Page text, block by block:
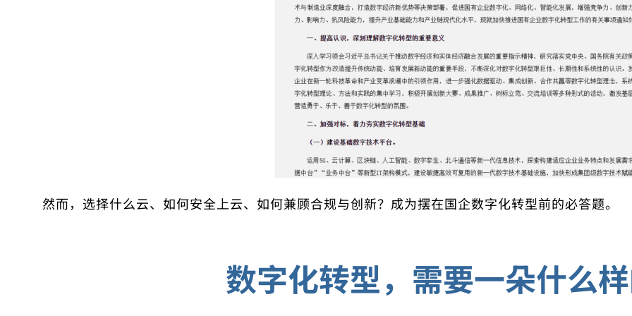
然而，选择什么云、如何安全上云、如何兼顾合规与创新？成为摆在国企数字化转型前的必答题。
数字化转型，需要一朵什么